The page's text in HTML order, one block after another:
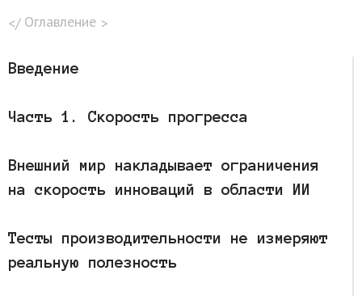
Оглавление
Введение
Часть 1. Скорость прогресса
Внешний мир накладывает ограничения
на скорость инноваций в области ИИ
Тесты производительности не измеряют
реальную полезность